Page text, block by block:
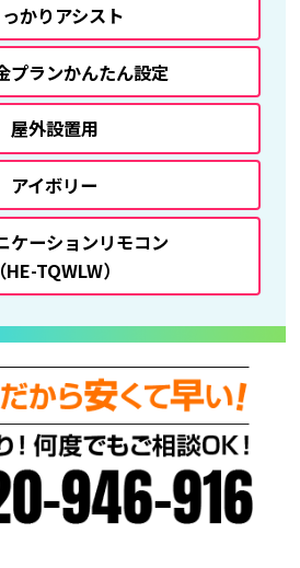
かりアシスト
プランかんたん設定
屋外設置用
アイボリー
ケーションリモコン
（HE-TQWLW）